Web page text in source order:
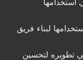
لبناء فريق
تطويره لتحسين